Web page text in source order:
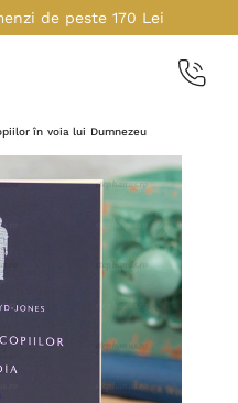
de peste 170 Lei
în voia lui Dumnezeu